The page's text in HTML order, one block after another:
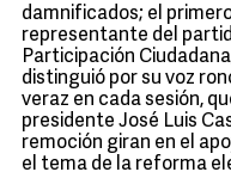
damnificados; el
representante del
Participación
distinguió por su voz
veraz en cada sesión,
presidente José Luis
remoción giran en el
el tema de la reforma